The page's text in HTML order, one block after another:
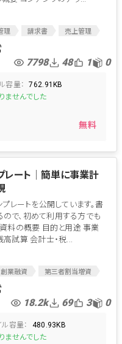
理 請求書 売上管理
7798 48 1 0
容量： 762.91KB
ませんでした
無料
レート│簡単に事業計
レートを公開しています。書
で、初めて利用する方でも
料の概要 目的と用途 事業
試算 会計士・税...
創業融資
第三者割当増資
18.2k 69 3 0
容量： 480.93KB
ませんでした